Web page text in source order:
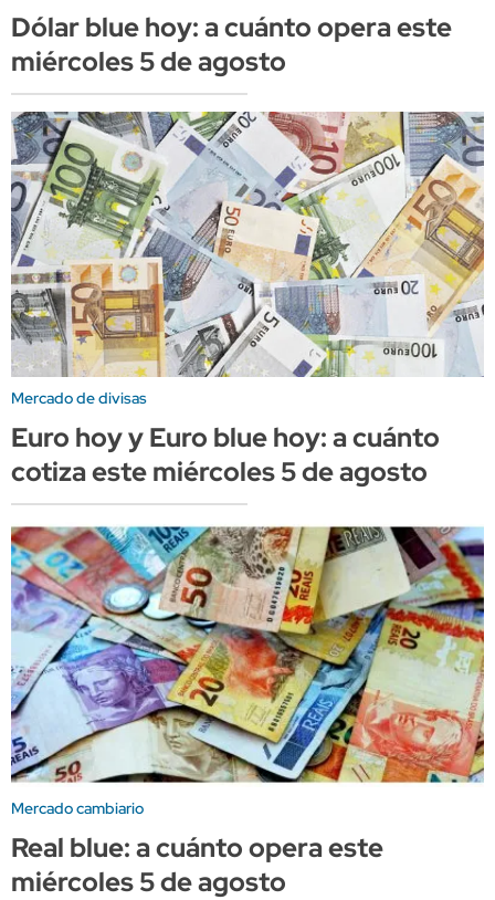
Dólar blue hoy: a cuánto opera este
miércoles 5 de agosto
Mercado de divisas
Euro hoy y Euro blue hoy: a cuánto
cotiza este miércoles 5 de agosto
Mercado cambiario
Real blue: a cuánto opera este
miércoles 5 de agosto